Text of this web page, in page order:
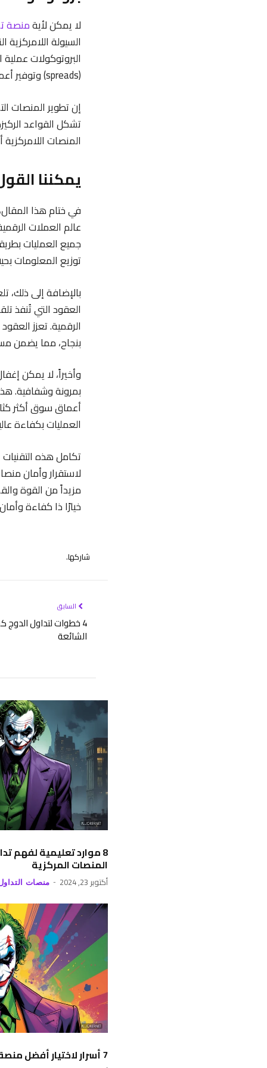
لا يمكن لأيةمنصة
السيولة
البروتوكولات
(spreads) وتوفير أعماق سوق أكثر كثافة، مما يمنح المتداولين قدرة أكبر على تنفيذ عملياتهم بكفاءة.
إن تطوير المنصات
تشكل القواعد
المنصات
يمكننا
في ختام هذا
عالم العملات
جميع العمليات
توزيع المعلومات
بالإضافة إلى ذلك،
العقود التي تُنفذ
الرقمية. تعزز
بنجاح، مما يضمن
وأخيراً، لا يمكن
بمرونة وشفافية.
أعماق سوق أكثر
العمليات بكفاءة
تكامل هذه التقنيات
لاستقرار وأمان
مزيداً من القوة
خيارًا ذا كفاءة
شاركها.
السابق
4 خطوات لتداول
الشائعة
8 موارد تعليمية لفهم
المنصات المركزية
أكتوبر 23, 2024 منصات
7 أسرار لاختيار أفضل منصة تداول مركزية للمبتدئين